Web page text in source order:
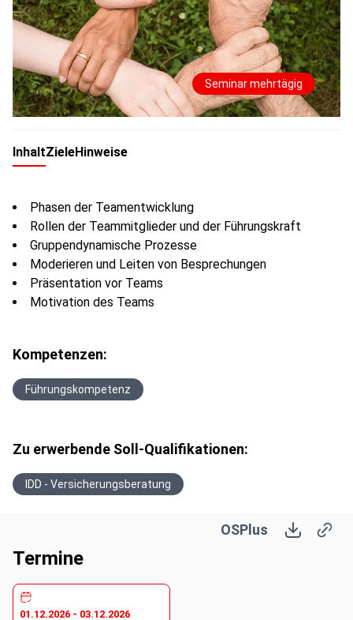
Seminar mehrtägig
InhaltZieleHinweise
Phasen der Teamentwicklung
Rollen der Teammitglieder und der Führungskraft
Gruppendynamische Prozesse
Moderieren und Leiten von Besprechungen
Präsentation vor Teams
Motivation des Teams
Kompetenzen:
Führungskompetenz
Zu erwerbende Soll-Qualifikationen:
IDD - Versicherungsberatung
OSPlus
Termine
01.12.2026 - 03.12.2026